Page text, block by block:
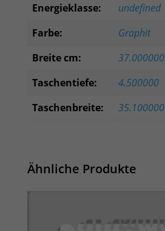
Energieklasse:
undefined
Farbe:
Graphit
Breite cm:
37.000000
Taschentiefe:
4.500000
Taschenbreite:
35.100000
Ähnliche Produkte